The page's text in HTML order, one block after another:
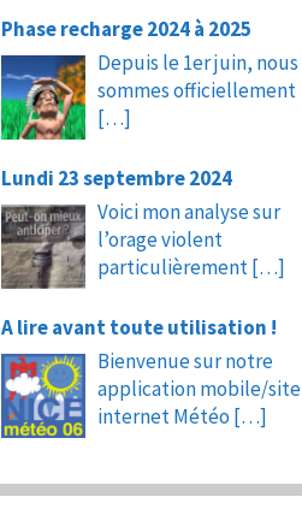
Phase recharge 2024 à 2025
Depuis le 1er juin, nous
sommes officiellement
[…]
Lundi 23 septembre 2024
Voici mon analyse sur
l’orage violent
particulièrement[…]
A lire avant toute utilisation !
Bienvenue sur notre
application mobile/site
internet Météo […]